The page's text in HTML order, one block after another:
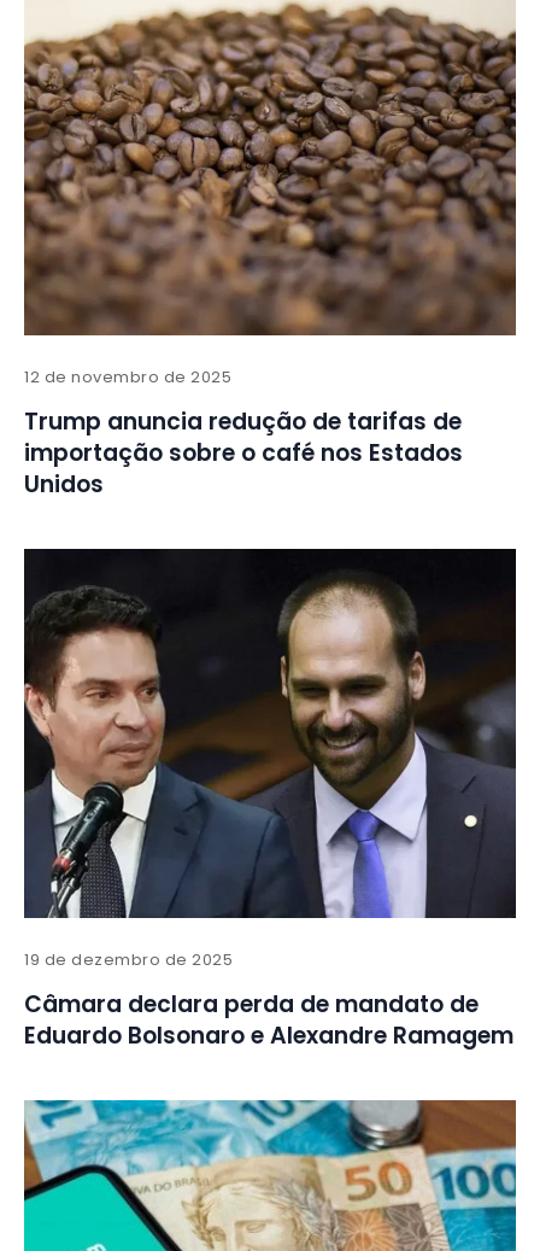
12 de novembro de 2025
Trump anuncia redução de tarifas de
importação sobre o café nos Estados
Unidos
19 de dezembro de 2025
Câmara declara perda de mandato de
Eduardo Bolsonaro e Alexandre Ramagem